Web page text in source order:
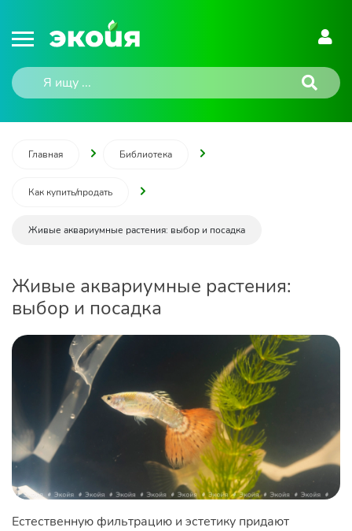
Главная Библиотека
Как купить/продать
Живые аквариумные растения: выбор и посадка
Живые аквариумные растения:
выбор и посадка
Естественную фильтрацию и эстетику придают